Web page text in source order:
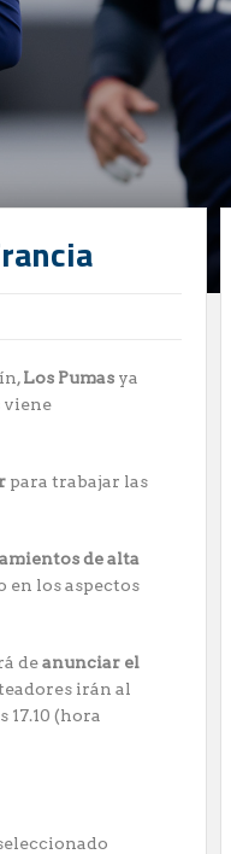
Los Pumas ya
viene
para trabajar las
de alta
en los aspectos
deanunciar el
irán al
(hora